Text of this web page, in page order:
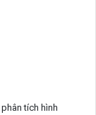
tích hình